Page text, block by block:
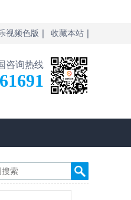
视频色版 收藏本站
咨询热线